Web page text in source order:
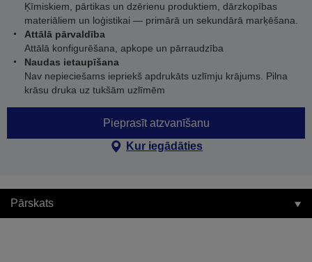
Ķīmiskiem, pārtikas un dzērienu produktiem, dārzkopības
materiāliem un loģistikai — primārā un sekundārā marķēšana.
Attālā pārvaldība
Attālā konfigurēšana, apkope un pārraudzība
Naudas ietaupīšana
Nav nepieciešams iepriekš apdrukāts uzlīmju krājums. Pilna
krāsu druka uz tukšām uzlīmēm
Pieprasīt atzvanīšanu
Kur iegādāties
Pārskats